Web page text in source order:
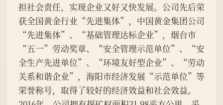
担社会责任，实现企业又好又快发展。公司先后荣
获全国黄金行业“先进集体”，中国黄金集团公司
“先进集体”、“基础管理达标企业”，烟台市
“五一”劳动奖章、“安全管理示范单位”、“安
全生产先进单位”、“环境友好型企业”、“劳动
关系和谐企业”，海阳市经济发展“示范单位”等
荣誉称号，取得了较好的经济效益和社会效益。